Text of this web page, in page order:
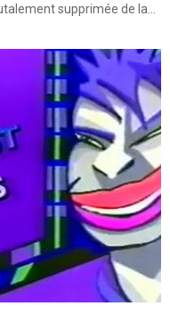
supprimée de la...